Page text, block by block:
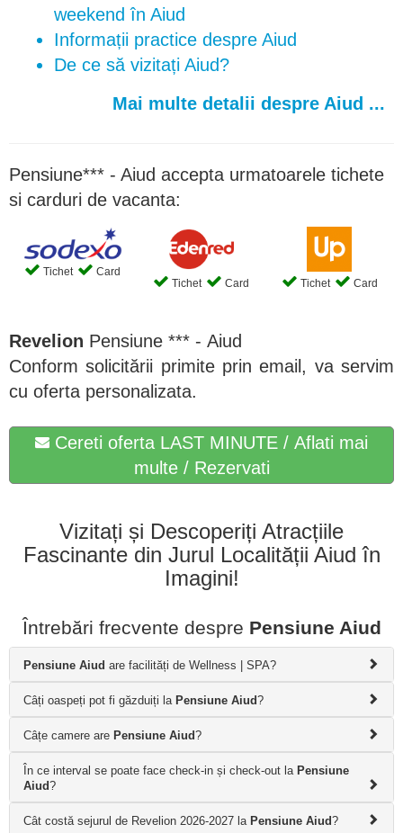
weekend în Aiud
Informații practice despre Aiud
De ce să vizitați Aiud?
Mai multe detalii despre Aiud ...
Pensiune*** - Aiud accepta urmatoarele tichete
si carduri de vacanta:
Tichet
Card
Tichet
Card Tichet Card
Revelion Pensiune *** - Aiud
Conform solicitării primite prin email, va servim
cu oferta personalizata.
Cereti oferta LAST MINUTE / Aflati mai
multe / Rezervati
Vizitați și Descoperiți Atracțiile
Fascinante din Jurul Localității Aiud în
Imagini!
Întrebări frecvente despre Pensiune Aiud
Pensiune Aiud are facilități de Wellness | SPA?
Câți oaspeți pot fi găzduiți la Pensiune Aiud?
Câțe camere are Pensiune Aiud?
În ce interval se poate face check-in și check-out la Pensiune
Aiud?
Cât costă sejurul de Revelion 2026-2027 la Pensiune Aiud?